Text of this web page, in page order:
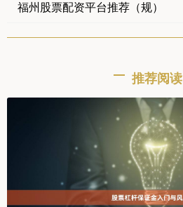
福州股票配资平台推荐（规）
推荐阅读